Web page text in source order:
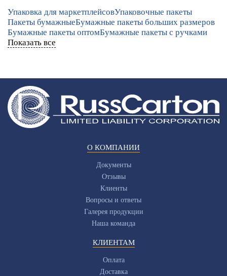
Упаковка для маркетплейсовУпаковочные пакеты
Пакеты бумажныеБумажные пакеты больших размеров
Бумажные пакеты оптомБумажные пакеты с ручками
Показать все
О КОМПАНИИ
Документы
Отзывы
Клиенты
Вопросы и ответы
Галерея продукции
Наша команда
КЛИЕНТАМ
Оплата
Доставка